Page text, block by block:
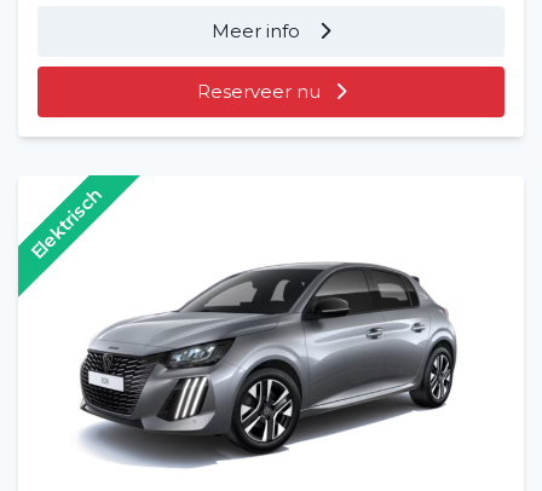
Veelgestelde vragen (FAQ)
Vacatures
2
Meer info
Reserveer nu
Elektrisch